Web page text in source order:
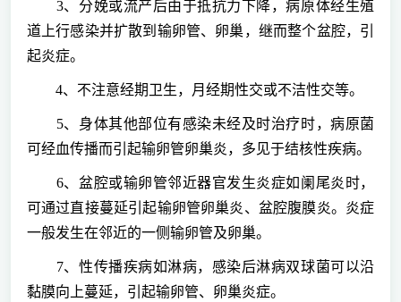
3、分娩或流产后由于抵抗力下降，病原体经生殖
道上行感染并扩散到输卵管、卵巢，继而整个盆腔，引
起炎症。
4、不注意经期卫生，月经期性交或不洁性交等。
5、身体其他部位有感染未经及时治疗时，病原菌
可经血传播而引起输卵管卵巢炎，多见于结核性疾病。
6、盆腔或输卵管邻近器官发生炎症如阑尾炎时，
可通过直接蔓延引起输卵管卵巢炎、盆腔腹膜炎。炎症
一般发生在邻近的一侧输卵管及卵巢。
7、性传播疾病如淋病，感染后淋病双球菌可以沿
黏膜向上蔓延，引起输卵管、卵巢炎症。